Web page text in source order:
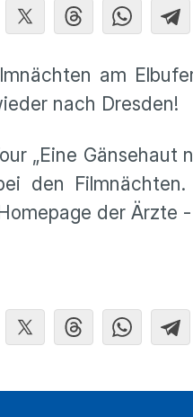
am
nach Dresden!
„Eine Gänsehaut
den
der Ärzte